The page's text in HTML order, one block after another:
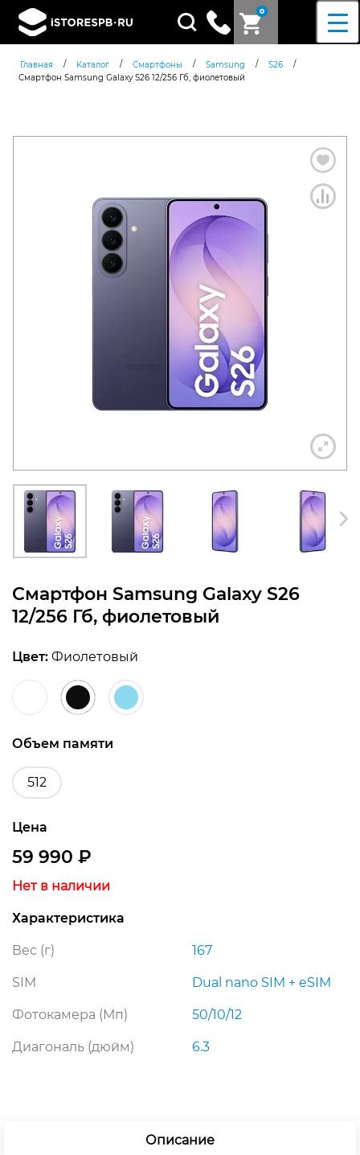
0
Поиск
товаров
Главная / Каталог / Смартфоны / Samsung / S26
/
Смартфон Samsung Galaxy S26 12/256 Гб, фиолетовый
Смартфон Samsung Galaxy S26
12/256 Гб, фиолетовый
Цвет: Фиолетовый
Объем памяти
512
Цена
59 990 ₽
Нет в наличии
Характеристика
Вес (г) 167
SIM Dual nano SIM + eSIM
Фотокамера (Мп) 50/10/12
Диагональ (дюйм) 6.3
Описание
политикой
конфиденциальности
+7 812 318-40-14
(c 10:00 до 21:00, без
выходных)